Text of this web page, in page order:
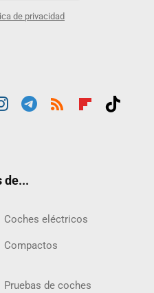
de privacidad
de...
Coches eléctricos
Compactos
Pruebas de coches